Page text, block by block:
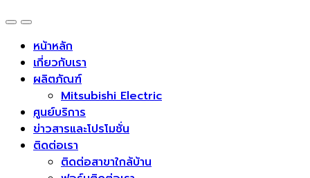
หน้าหลัก
เกี่ยวกับเรา
ผลิตภัณฑ์
Mitsubishi Electric
ศูนย์บริการ
ข่าวสารและโปรโมชั่น
ติดต่อเรา
ติดต่อสาขาใกล้บ้าน